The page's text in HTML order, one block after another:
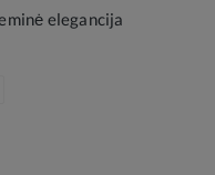
elegancija